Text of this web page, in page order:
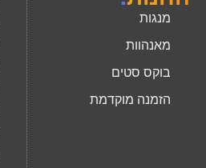
מנגות
מאנהוות
בוקס סטים
הזמנה מוקדמת